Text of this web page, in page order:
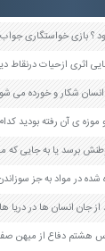
؟ بازی خواستگاری
اثری ازحیات
شکار و خورده می
از میهن صفحه 61 فارسی